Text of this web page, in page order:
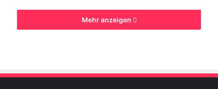
Unser XXL Riesenburger ist mehr als nur ein
pikanten Füllung – jedes Element dieses Rezepts
Mehr anzeigen